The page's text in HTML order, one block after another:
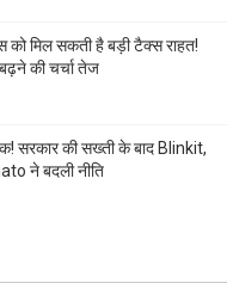
मिल सकती है बड़ी टैक्स राहत!
की चर्चा तेज
सरकार की सख्ती के बाद Blinkit,
ने बदली नीति